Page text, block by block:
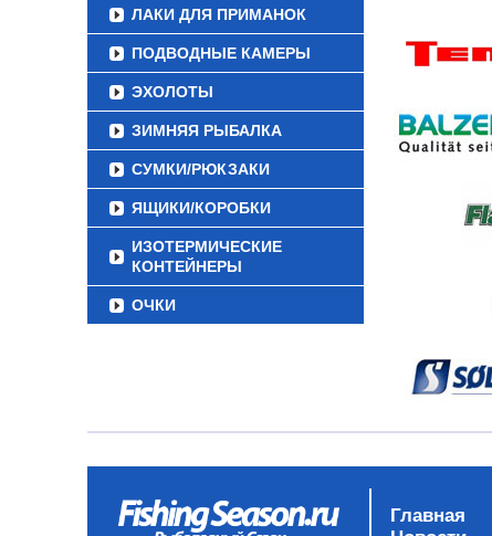
ЛАКИ ДЛЯ ПРИМАНОК
ПОДВОДНЫЕ КАМЕРЫ
ЭХОЛОТЫ
ЗИМНЯЯ РЫБАЛКА
СУМКИ/РЮКЗАКИ
ЯЩИКИ/КОРОБКИ
ИЗОТЕРМИЧЕСКИЕ
КОНТЕЙНЕРЫ
ОЧКИ
Главная